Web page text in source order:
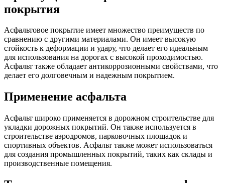
покрытия
Асфальтовое покрытие имеет множество преимуществ по
сравнению с другими материалами. Он имеет высокую
стойкость к деформации и удару, что делает его идеальным
для использования на дорогах с высокой проходимостью.
Асфальт также обладает антикоррозионными свойствами, что
делает его долговечным и надежным покрытием.
Применение асфальта
Асфальт широко применяется в дорожном строительстве для
укладки дорожных покрытий. Он также используется в
строительстве аэродромов, парковочных площадок и
спортивных объектов. Асфальт также может использоваться
для создания промышленных покрытий, таких как склады и
производственные помещения.